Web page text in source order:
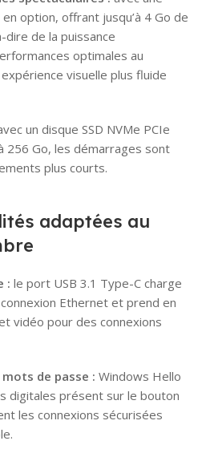
option, offrant jusqu’à 4 Go de
dire de la puissance
optimales au
visuelle plus fluide
un disque SSD NVMe PCIe
256 Go, les démarrages sont
plus courts.
adaptées au
: le port USB 3.1 Type-C charge
Ethernet et prend en
vidéo pour des connexions
de passe : Windows Hello
digitales présent sur le bouton
les connexions sécurisées